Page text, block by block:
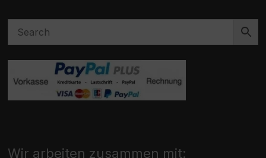
Wir arbeiten zusammen mit: